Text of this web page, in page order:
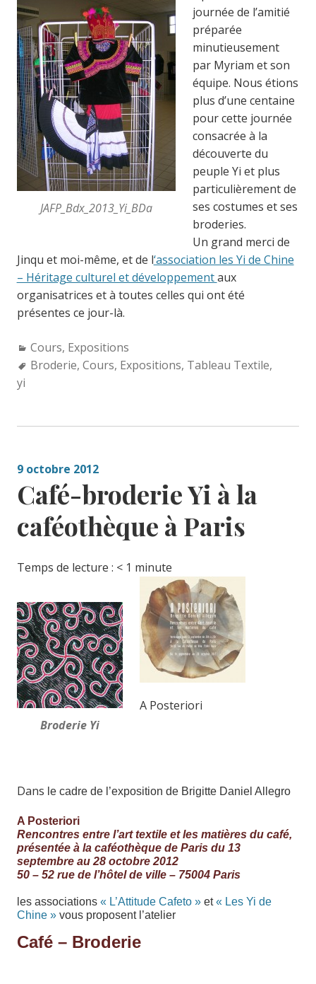
JAFP_Bdx_2013_Yi_BDa
journée de l’amitié
préparée
minutieusement
par Myriam et son
équipe. Nous étions
plus d’une centaine
pour cette journée
consacrée à la
découverte du
peuple Yi et plus
particulièrement de
ses costumes et ses
broderies.
Un grand merci de
Jinqu et moi-même, et de l‘association les Yi de Chine
– Héritage culturel et développementaux
organisatrices et à toutes celles qui ont été
présentes ce jour-là.
Categories:
Cours, Expositions
Tags:
Broderie, Cours, Expositions, Tableau Textile,
yi
9 octobre 2012
Café-broderie Yi à la
caféothèque à Paris
Temps de lecture : < 1 minute
Broderie Yi
A Posteriori
Dans le cadre de ’exposition de Brigitte Daniel Allegro
A Posteriori
Rencontres entre l’art textile et les matières du café,
présentée à la caféothèque de Paris du 13
septembre au 28 octobre 2012
50 – 52 rue de l’hôtel de ville – 75004 Paris
les associations « L’Attitude Cafeto» et « Les Yi de
Chine» vous proposent ’atelier
Café– Broderie